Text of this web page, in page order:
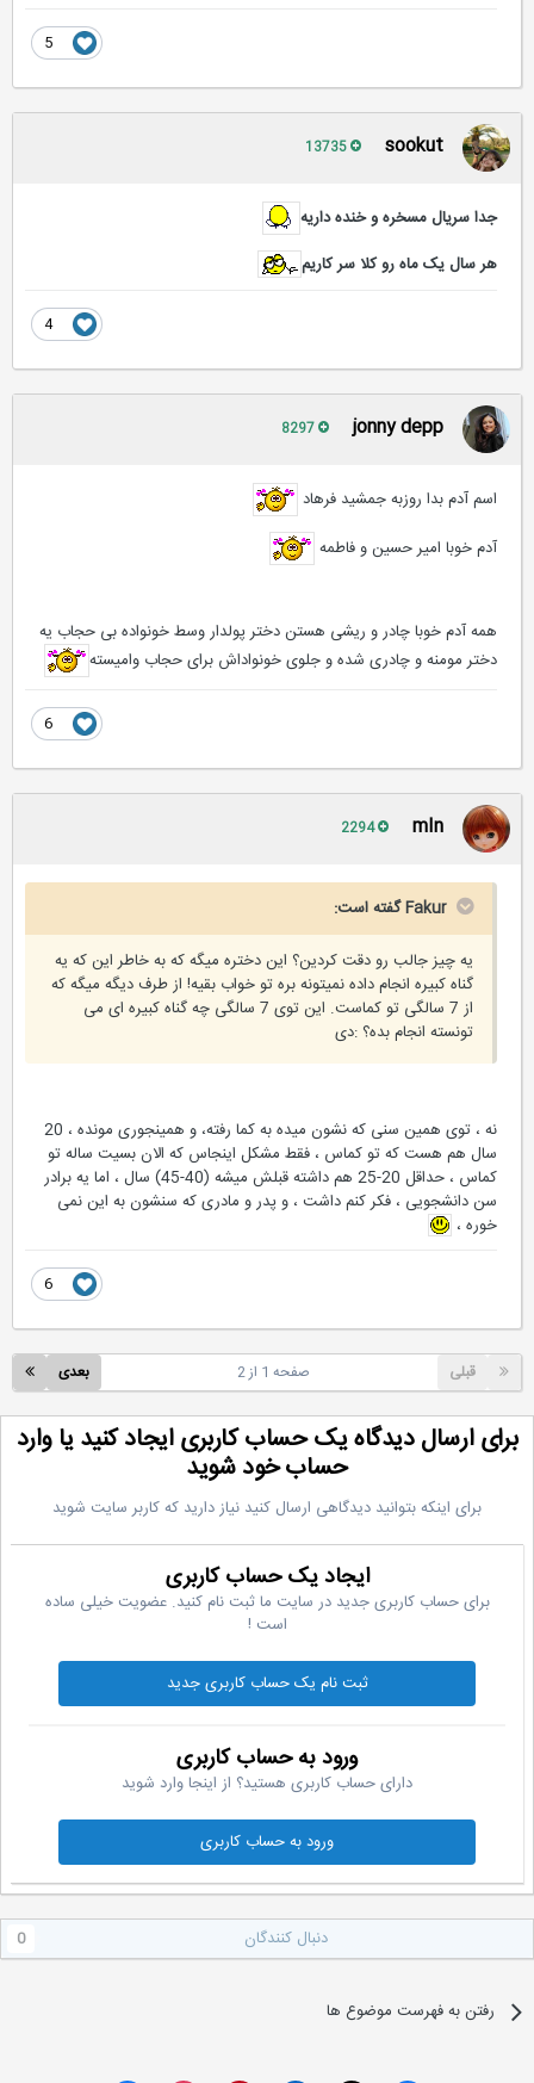
sookut
جدا سریال مسخره و خنده داریه
هر سال یک ماه رو کلا سر کاریم
jonny depp
اسم آدم بدا روزبه جمشید فرهاد
آدم خوبا امیر حسین و فاطمه
همه آدم خوبا چادر و ریشی هستن دختر پولدار وسط خونواده بی حجاب یه
دختر مومنه و چادری شده و جلوی خونواداش برای حجاب وامیسته
mIn
Fakur گفته است:
یه چیز جالب رو دقت كردین؟ این دختره میگه كه به خاطر این كه یه
گناه كبیره انجام داده نمیتونه بره تو خواب بقیه! از طرف دیگه میگه كه
از 7 سالگی تو كماست. این توی 7 سالگی چه گناه كبیره ای می
تونسته انجام بده؟ :دی
نه ، توی همین سنی که نشون میده به کما رفته، و همینجوری مونده ، 20
سال هم هست که تو کماس ، فقط مشکل اینجاس که الان بسیت ساله تو
کماس ، حداقل 20-25 هم داشته قبلش میشه (40-45) سال ، اما یه برادر
سن دانشجویی ، فکر کنم داشت ، و پدر و مادری که سنشون به این نمی
خوره ،
قبلی بعدی صفحه 1 از 2
ارسال دیدگاه یک حساب کاربری ایجاد کنید یا وارد
حساب خود شوید
برای اینکه بتوانید دیدگاهی ارسال کنید نیاز دارید که کاربر سایت شوید
ایجاد یک حساب کاربری
برای حساب کاربری جدید در سایت ما ثبت نام کنید. عضویت خیلی ساده
است !
ثبت نام یک حساب کاربری جدید
ورود به حساب کاربری
دارای حساب کاربری هستید؟ از اینجا وارد شوید
ورود به حساب کاربری
دنبال کنندگان
رفتن به فهرست موضوع ها